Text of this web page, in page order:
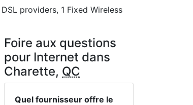
providers, 1 Fixed Wireless
Foire aux questions
pour Internet dans
Charette, QC
Quel fournisseur offre le